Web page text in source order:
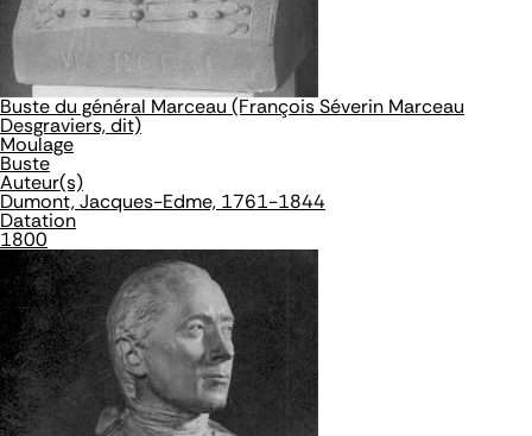
Buste du général Marceau (François Séverin Marceau
Desgraviers, dit)
Moulage
Buste
Auteur(s)
Dumont, Jacques-Edme, 1761-1844
Datation
1800